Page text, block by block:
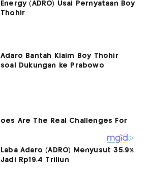
Energy (ADRO) Usai Pernyataan Boy
Thohir
Adaro Bantah Klaim Boy Thohir
soal Dukungan ke Prabowo
Laba Adaro (ADRO) Menyusut 35,9%
Jadi Rp19,4 Triliun